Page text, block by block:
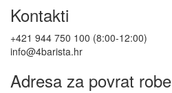
Kontakti
+421 944 750 100 (8:00-12:00)
info@4barista.hr
Adresa za povrat robe